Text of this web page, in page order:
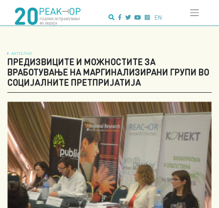
content
EN
АКТУЕЛНО
ПРЕДИЗВИЦИТЕ И МОЖНОСТИТЕ ЗА
ВРАБОТУВАЊЕ НА МАРГИНАЛИЗИРАНИ ГРУПИ ВО
СОЦИЈАЛНИТЕ ПРЕТПРИЈАТИЈА